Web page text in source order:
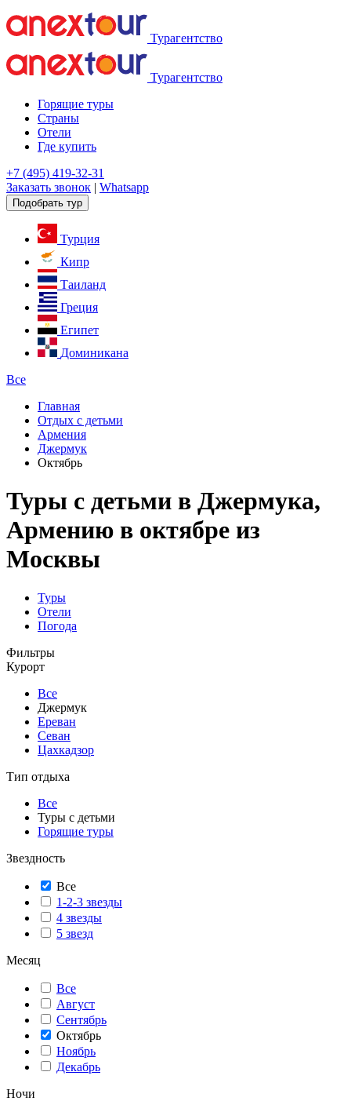
Турагентство
Турагентство
Горящие туры
Страны
Отели
Где купить
+7 (495) 419-32-31
Заказать звонок | Whatsapp
Подобрать тур
Турция
Кипр
Таиланд
Греция
Египет
Доминикана
Все
Главная
Отдых с детьми
Армения
Джермук
Октябрь
Туры с детьми в Джермука,
Армению в октябре из
Москвы
Туры
Отели
Погода
Фильтры
Курорт
Все
Джермук
Ереван
Севан
Цахкадзор
Тип отдыха
Все
Туры с детьми
Горящие туры
Звездность
Все
1-2-3 звезды
4 звезды
5 звезд
Месяц
Все
Август
Сентябрь
Октябрь
Ноябрь
Декабрь
Ночи